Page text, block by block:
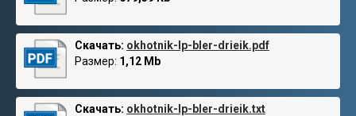
Скачать: okhotnik-lp-bler-drieik.pdf
Размер: 1,12 Mb
Скачать: okhotnik-lp-bler-drieik.txt